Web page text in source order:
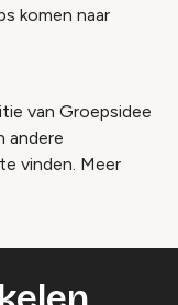
komen naar
van Groepsidee
andere
vinden. Meer